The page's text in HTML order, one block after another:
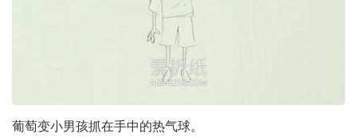
葡萄变小男孩抓在手中的热气球。